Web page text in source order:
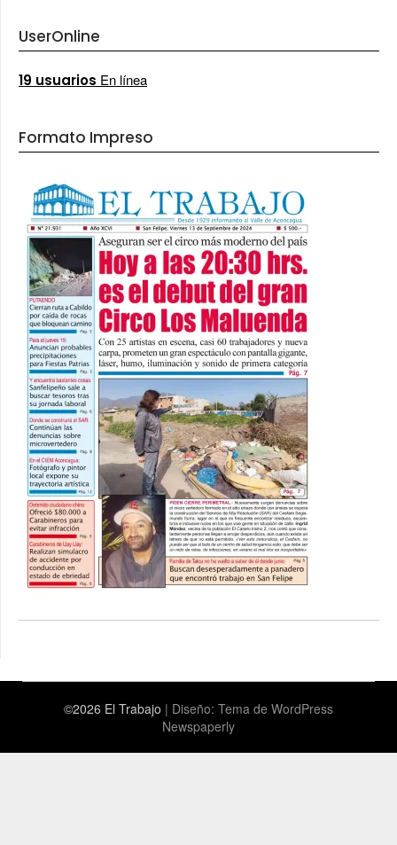
UserOnline
19 usuarios En línea
Formato Impreso
©2026 El Trabajo | Diseño: Tema de WordPress
Newspaperly